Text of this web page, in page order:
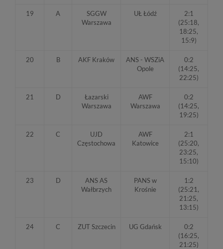
19 A
SGGW
Warszawa
UŁ Łódź
2:1
(25:18,
18:25,
15:9)
20 B AKF Kraków
ANS - WSZiA
Opole
0:2
(14:25,
22:25)
21 D
Łazarski
Warszawa
AWF
Warszawa
0:2
(14:25,
19:25)
22 C
UJD
Częstochowa
AWF
Katowice
2:1
(25:20,
23:25,
15:10)
23 D
ANS AS
Wałbrzych
PANS w
Krośnie
1:2
(25:21,
21:25,
13:15)
24 C ZUT Szczecin UG Gdańsk
0:2
(16:25,
21:25)